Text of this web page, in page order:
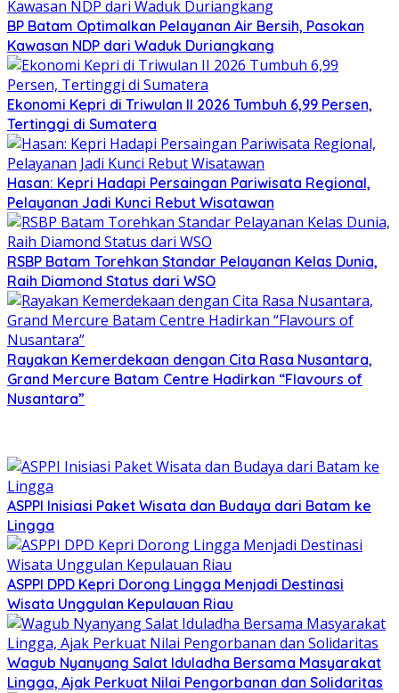
BP Batam Optimalkan Pelayanan Air Bersih, Pasokan
Kawasan NDP dari Waduk Duriangkang
Ekonomi Kepri di Triwulan II 2026 Tumbuh 6,99 Persen,
Tertinggi di Sumatera
Hasan: Kepri Hadapi Persaingan Pariwisata Regional,
Pelayanan Jadi Kunci Rebut Wisatawan
RSBP Batam Torehkan Standar Pelayanan Kelas Dunia,
Raih Diamond Status dari WSO
Rayakan Kemerdekaan dengan Cita Rasa Nusantara,
Grand Mercure Batam Centre Hadirkan “Flavours of
Nusantara”
ASPPI Inisiasi Paket Wisata dan Budaya dari Batam ke
Lingga
ASPPI DPD Kepri Dorong Lingga Menjadi Destinasi
Wisata Unggulan Kepulauan Riau
Wagub Nyanyang Salat Iduladha Bersama Masyarakat
Lingga, Ajak Perkuat Nilai Pengorbanan dan Solidaritas